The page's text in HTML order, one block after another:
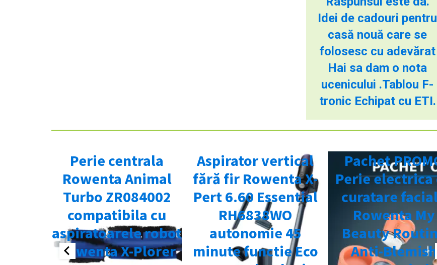
Idei de cadouri pentru
casă nouă care se
folosesc cu adevărat
Hai sa dam o nota
ucenicului .Tablou F-
tronic Echipat cu ETI.